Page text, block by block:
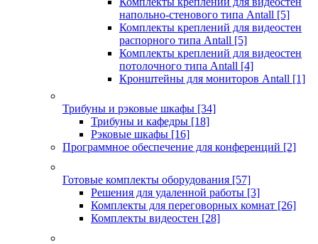
напольно-стенового типа Antall [5]
Комплекты креплений для видеостен
распорного типа Antall [5]
Комплекты креплений для видеостен
потолочного типа Antall [4]
Кронштейны для мониторов Antall [1]
Трибуны и рэковые шкафы [34]
Трибуны и кафедры [18]
Рэковые шкафы [16]
Программное обеспечение для конференций [2]
Готовые комплекты оборудования [57]
Решения для удаленной работы [3]
Комплекты для переговорных комнат [26]
Комплекты видеостен [28]